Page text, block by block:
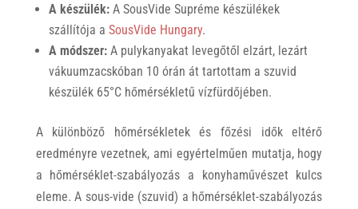
A készülék:A SousVide Supréme készülékek
szállítója a SousVide Hungary.
A módszer:A pulykanyakat levegőtől elzárt, lezárt
vákuumzacskóban 10 órán át tartottam a szuvid
készülék 65°C hőmérsékletű vízfürdőjében.
A különböző hőmérsékletek és főzési idők eltérő
eredményre vezetnek, ami egyértelműen mutatja, hogy
a hőmérséklet-szabályozás a konyhaművészet kulcs
eleme. A sous-vide (szuvid) a hőmérséklet-szabályozás